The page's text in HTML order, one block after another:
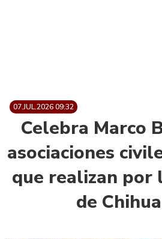
07.JUL.2026 09:32
Celebra Marco
asociaciones
que realizan por
de